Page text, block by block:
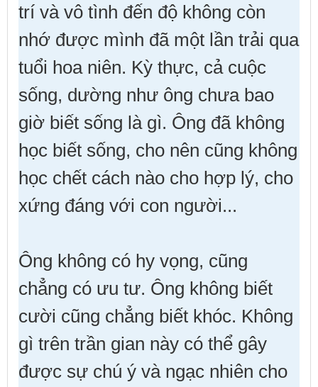
trí và vô tình đến độ không còn
nhớ được mình đã một lần trải qua
tuổi hoa niên. Kỳ thực, cả cuộc
sống, dường như ông chưa bao
giờ biết sống là gì. Ông đã không
học biết sống, cho nên cũng không
học chết cách nào cho hợp lý, cho
xứng đáng với con người...
Ông không có hy vọng, cũng
chẳng có ưu tư. Ông không biết
cười cũng chẳng biết khóc. Không
gì trên trần gian này có thể gây
được sự chú ý và ngạc nhiên cho